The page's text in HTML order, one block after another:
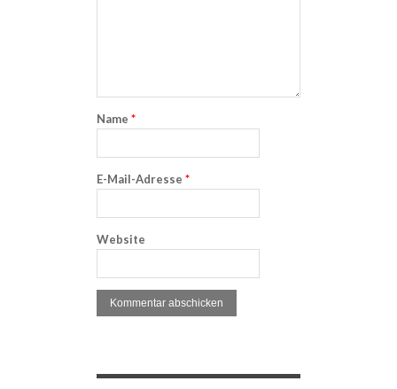
Name *
E-Mail-Adresse *
Website